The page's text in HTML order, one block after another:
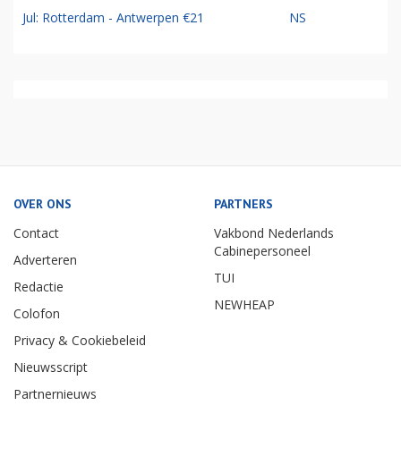
Jul: Rotterdam - Antwerpen €21 NS
OVER ONS
Contact
Adverteren
Redactie
Colofon
Privacy & Cookiebeleid
Nieuwsscript
Partnernieuws
PARTNERS
Vakbond Nederlands
Cabinepersoneel
TUI
NEWHEAP